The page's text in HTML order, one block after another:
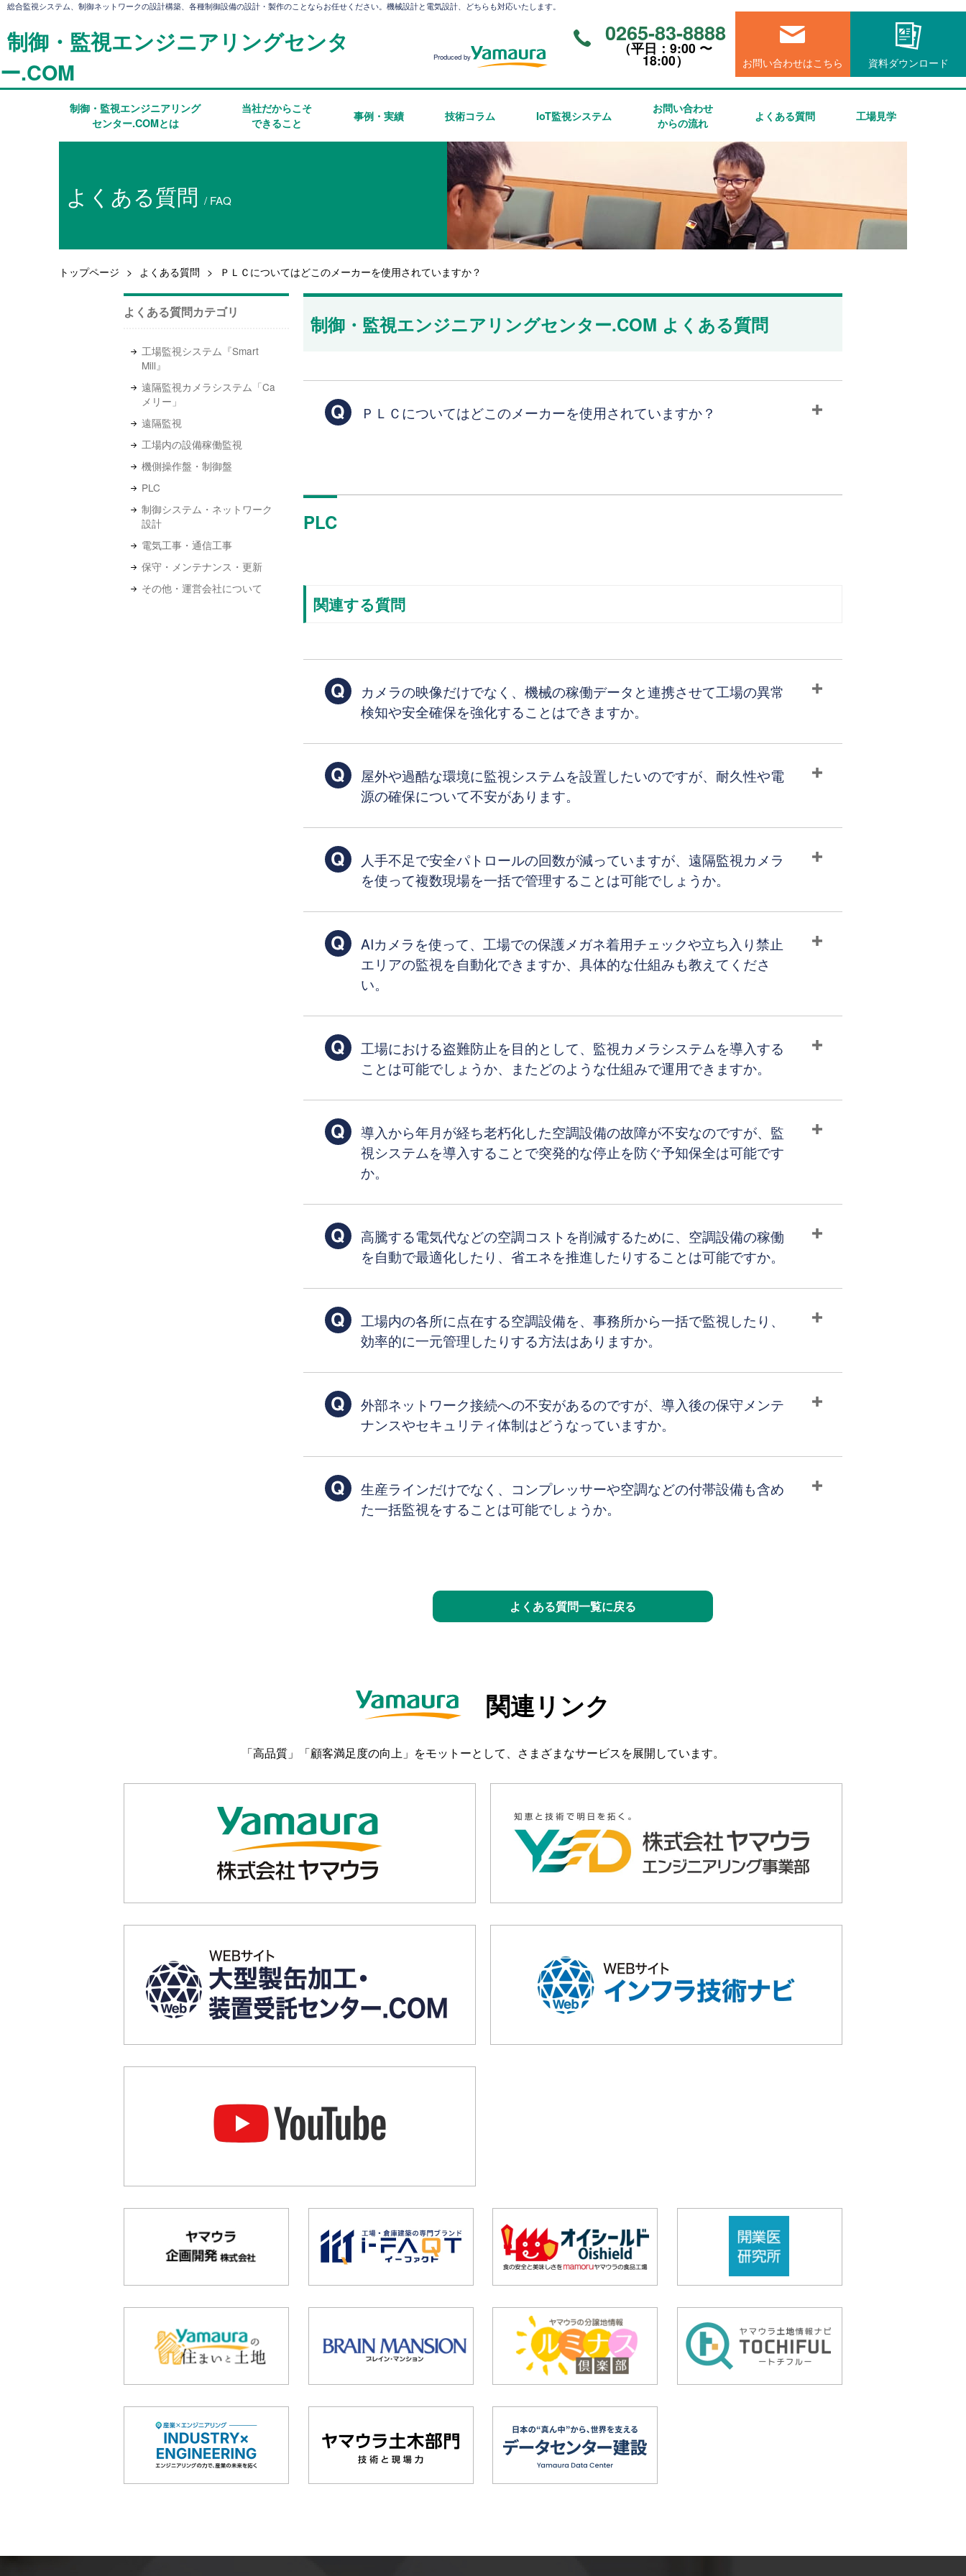
総合監視システム、制御ネットワークの設計構築、各種制御設備の設計・製作のことならお任せください。機械設計と電気設計、どちらも対応いたします。
制御・監視エンジニアリングセンタ
ー.COM
Produced by
0265-83-8888
（平⽇：9:00 〜
18:00） お問い合わせはこちら 資料ダウンロード
制御・監視エンジニアリング
センター.COMとは
当社だからこそ
できること
事例・実績 技術コラム IoT監視システム
お問い合わせ
からの流れ
よくある質問 工場見学
よくある質問 / FAQ
トップページ よくある質問 ＰＬＣについてはどこのメーカーを使用されていますか？
よくある質問カテゴリ
工場監視システム『Smart
Mill』
遠隔監視カメラシステム「Ca
メリー」
遠隔監視
工場内の設備稼働監視
機側操作盤・制御盤
PLC
制御システム・ネットワーク
設計
電気工事・通信工事
保守・メンテナンス・更新
その他・運営会社について
制御・監視エンジニアリングセンター.COM よくある質問
ＰＬＣについてはどこのメーカーを使用されていますか？
PLC
関連する質問
カメラの映像だけでなく、機械の稼働データと連携させて工場の異常
検知や安全確保を強化することはできますか。
屋外や過酷な環境に監視システムを設置したいのですが、耐久性や電
源の確保について不安があります。
人手不足で安全パトロールの回数が減っていますが、遠隔監視カメラ
を使って複数現場を一括で管理することは可能でしょうか。
AIカメラを使って、工場での保護メガネ着用チェックや立ち入り禁止
エリアの監視を自動化できますか、具体的な仕組みも教えてくださ
い。
工場における盗難防止を目的として、監視カメラシステムを導入する
ことは可能でしょうか、またどのような仕組みで運用できますか。
導入から年月が経ち老朽化した空調設備の故障が不安なのですが、監
視システムを導入することで突発的な停止を防ぐ予知保全は可能です
か。
高騰する電気代などの空調コストを削減するために、空調設備の稼働
を自動で最適化したり、省エネを推進したりすることは可能ですか。
工場内の各所に点在する空調設備を、事務所から一括で監視したり、
効率的に一元管理したりする方法はありますか。
外部ネットワーク接続への不安があるのですが、導入後の保守メンテ
ナンスやセキュリティ体制はどうなっていますか。
生産ラインだけでなく、コンプレッサーや空調などの付帯設備も含め
た一括監視をすることは可能でしょうか。
よくある質問一覧に戻る
関連リンク
「高品質」「顧客満足度の向上」をモットーとして、さまざまなサービスを展開しています。